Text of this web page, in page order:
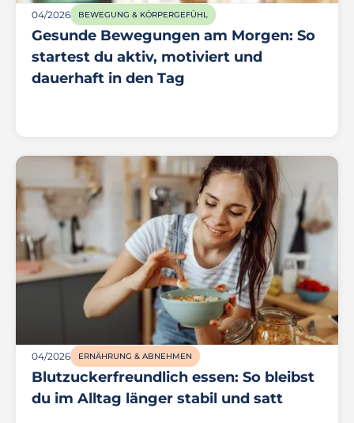
04/2026 BEWEGUNG & KÖRPERGEFÜHL
Gesunde Bewegungen am Morgen: So
startest du aktiv, motiviert und
dauerhaft in den Tag
04/2026 ERNÄHRUNG & ABNEHMEN
Blutzuckerfreundlich essen: So bleibst
du im Alltag länger stabil und satt